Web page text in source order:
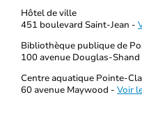
Hôtel de ville
451 boulevard Saint-Jean -
Bibliothèque publique de
100 avenue Douglas-Shand
Centre aquatique Pointe-
60 avenue Maywood - Voir